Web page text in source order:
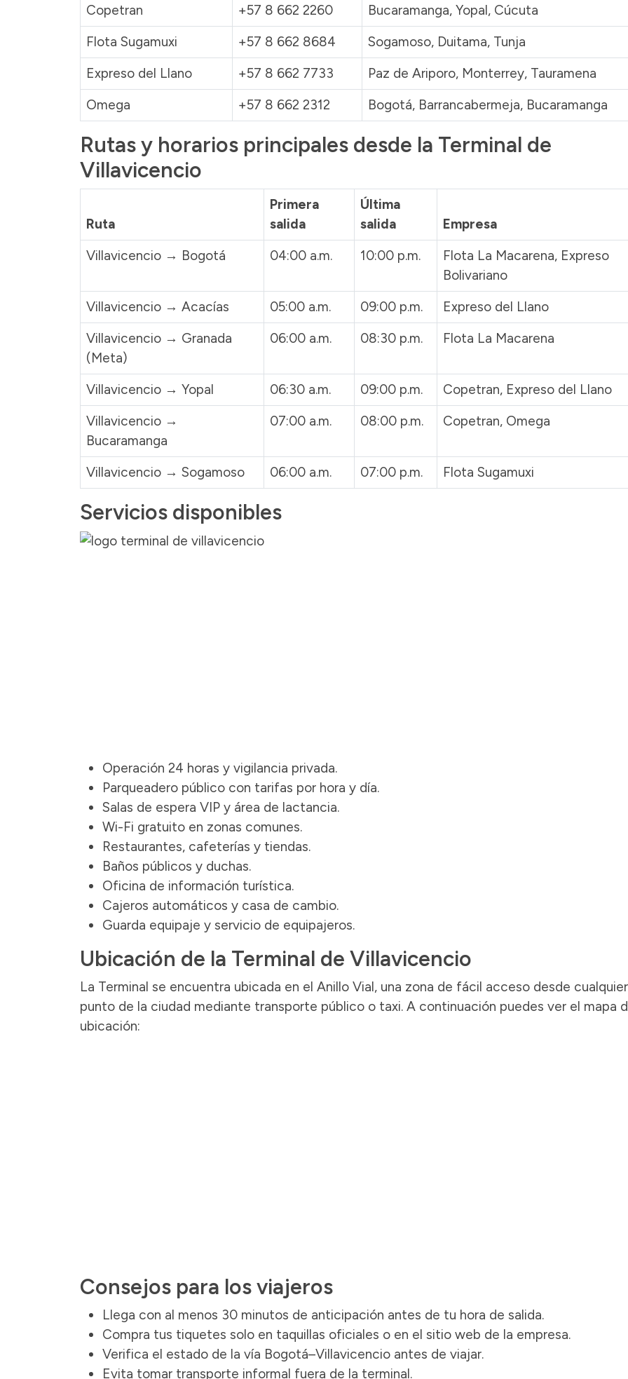
Copetran
+57 8 662 2260
Bucaramanga, Yopal, Cúcuta
Flota Sugamuxi
+57 8 662 8684
Sogamoso, Duitama, Tunja
Expreso del Llano
+57 8 662 7733
Paz de Ariporo, Monterrey, Tauramena
Omega
+57 8 662 2312 Bogotá, Barrancabermeja, Bucaramanga
Rutas y horarios principales desde la Terminal de
Villavicencio
Ruta
Primera
salida
Última
salida
Empresa
Villavicencio → Bogotá
04:00 a.m. 10:00 p.m.
Flota La Macarena, Expreso
Bolivariano
Villavicencio → Acacías
05:00 a.m. 09:00 p.m.
Expreso del Llano
Villavicencio → Granada
(Meta)
06:00 a.m. 08:30 p.m. Flota La Macarena
Villavicencio → Yopal 06:30 a.m. 09:00 p.m.
Copetran, Expreso del Llano
Villavicencio →
Bucaramanga
07:00 a.m. 08:00 p.m. Copetran, Omega
Villavicencio → Sogamoso 06:00 a.m. 07:00 p.m. Flota Sugamuxi
Servicios disponibles
Operación 24 horas y vigilancia privada.
Parqueadero público con tarifas por hora y día.
Salas de espera VIP y área de lactancia.
Wi-Fi gratuito en zonas comunes.
Restaurantes, cafeterías y tiendas.
Baños públicos y duchas.
Oficina de información turística.
Cajeros automáticos y casa de cambio.
Guarda equipaje y servicio de equipajeros.
Ubicación de la Terminal de Villavicencio
La Terminal se encuentra ubicada en el Anillo Vial, una zona de fácil acceso desde cualquier
punto de la ciudad mediante transporte público o taxi. A continuación puedes ver el mapa
ubicación:
Consejos para los viajeros
Llega con al menos 30 minutos de anticipación antes de tu hora de salida.
Compra tus tiquetes solo en taquillas oficiales o en el sitio web de la empresa.
Verifica el estado de la vía Bogotá–Villavicencio antes de viajar.
Evita tomar transporte informal fuera de la terminal.